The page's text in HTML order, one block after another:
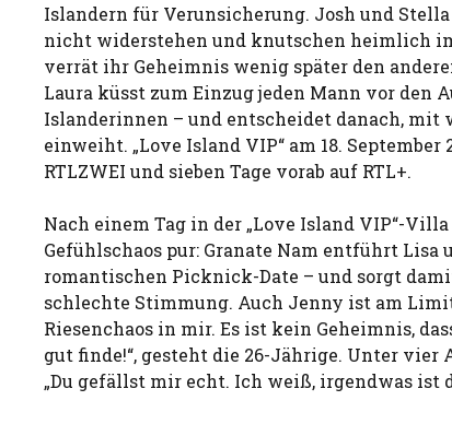
Islandern für Verunsicherung. Josh und
nicht widerstehen und knutschen heimlich
verrät ihr Geheimnis wenig später den
Laura küsst zum Einzug jeden Mann vor den
Islanderinnen – und entscheidet danach, mit
einweiht. „Love Island VIP“ am 18. September
RTLZWEI und sieben Tage vorab auf RTL+.
Nach einem Tag in der „Love Island VIP“-
Gefühlschaos pur: Granate Nam entführt Lisa
romantischen Picknick-Date – und sorgt
schlechte Stimmung. Auch Jenny ist am
Riesenchaos in mir. Es ist kein Geheimnis,
gut finde!“, gesteht die 26-Jährige. Unter vier
„Du gefällst mir echt. Ich weiß, irgendwas ist